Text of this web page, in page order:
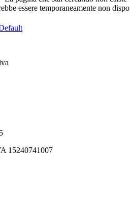
essere temporaneamente non
15240741007